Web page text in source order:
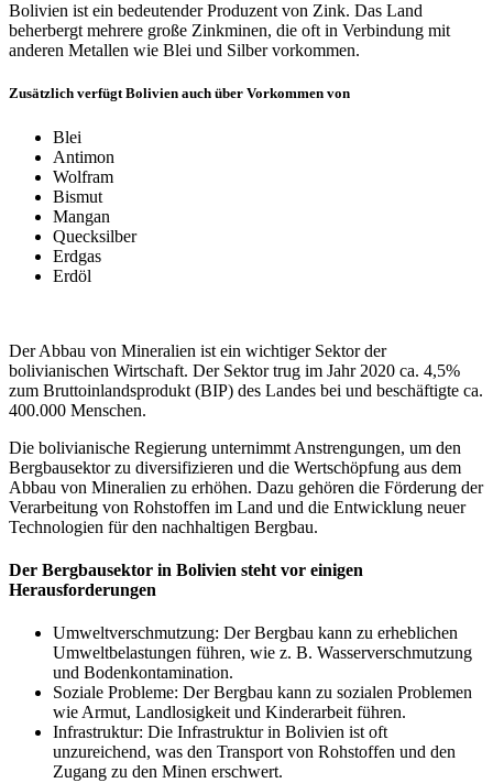
Bolivien ist ein bedeutender Produzent von Zink. Das Land
beherbergt mehrere große Zinkminen, die oft in Verbindung mit
anderen Metallen wie Blei und Silber vorkommen.
Zusätzlich verfügt Bolivien auch über Vorkommen von
Blei
Antimon
Wolfram
Bismut
Mangan
Quecksilber
Erdgas
Erdöl
Der Abbau von Mineralien ist ein wichtiger Sektor der
bolivianischen Wirtschaft. Der Sektor trug im Jahr 2020 ca. 4,5%
zum Bruttoinlandsprodukt (BIP) des Landes bei und beschäftigte ca.
400.000 Menschen.
Die bolivianische Regierung unternimmt Anstrengungen, um den
Bergbausektor zu diversifizieren und die Wertschöpfung aus dem
Abbau von Mineralien zu erhöhen. Dazu gehören die Förderung der
Verarbeitung von Rohstoffen im Land und die Entwicklung neuer
Technologien für den nachhaltigen Bergbau.
Der Bergbausektor in Bolivien steht vor einigen
Herausforderungen
Umweltverschmutzung: Der Bergbau kann zu erheblichen
Umweltbelastungen führen, wie z. B. Wasserverschmutzung
und Bodenkontamination.
Soziale Probleme: Der Bergbau kann zu sozialen Problemen
wie Armut, Landlosigkeit und Kinderarbeit führen.
Infrastruktur: Die Infrastruktur in Bolivien ist oft
unzureichend, was den Transport von Rohstoffen und den
Zugang zu den Minen erschwert.